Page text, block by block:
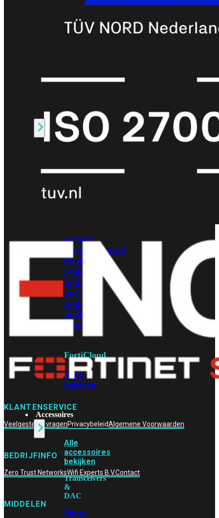
Ruggedized
HardwareLicentiesSupport
beschikbaar!
Cloud
Access
Point
Dedicated
Public
IPGlobal
Add-
onGlobal
Add-
onSD-
WAN
FortiCloud
Alles
bekijken
Accessoires
Alle
accessoires
bekijken
Transceivers
&
DAC
Direct
KLANTENSERVICE
Veelgestelde vragenPrivacybeleidAlgemene Voorwaarden
BEDRIJFINFO
Zero Trust NetworksWifi Experts B.V.Contact
MIDDELEN